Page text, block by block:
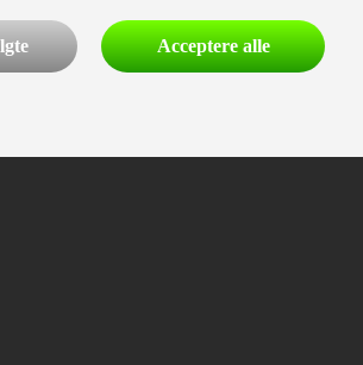
Acceptere alle